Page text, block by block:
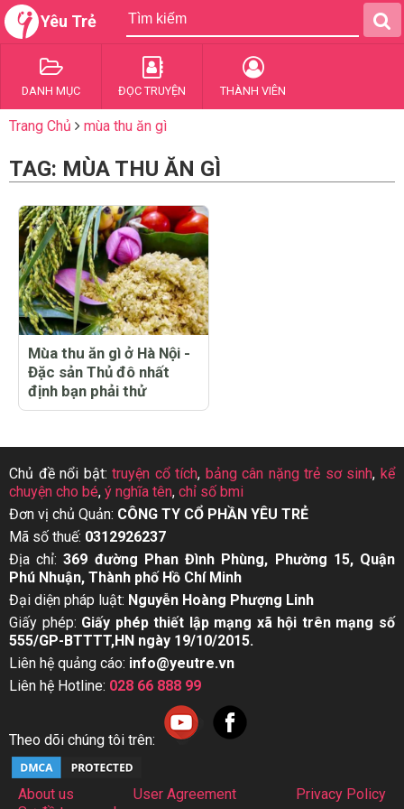
Yêu Trẻ
DANH MỤC ĐỌC TRUYỆN THÀNH VIÊN
Trang Chủ mùa thu ăn gì
TAG: MÙA THU ĂN GÌ
Mùa thu ăn gì ở Hà Nội -
Đặc sản Thủ đô nhất
định bạn phải thử
Chủ đề nổi bật:truyện cổ tích, bảng cân nặng trẻ sơ sinh,kể
chuyện cho bé, ý nghĩa tên, chỉ số bmi
Đơn vị chủ Quản: CÔNG TY CỔ PHẦN YÊU TRẺ
Mã số thuế: 0312926237
Địa chỉ:369 đường Phan Đình Phùng, Phường 15, Quận
Phú Nhuận, Thành phố Hồ Chí Minh
Đại diện pháp luật: Nguyễn Hoàng Phượng Linh
Giấy phép: Giấy phép thiết lập mạng xã hội trên mạng số
555/GP-BTTTT,HN ngày 19/10/2015.
Liên hệ quảng cáo: info@yeutre.vn
Liên hệ Hotline: 028 66 888 99
Theo dõi chúng tôi trên:
About us User Agreement
Privacy Policy